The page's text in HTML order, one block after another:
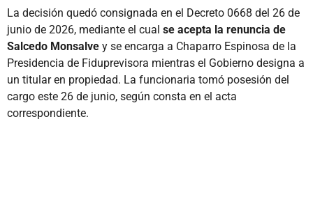
La decisión quedó consignada en el Decreto 0668 del 26 de
junio de 2026, mediante el cual se acepta la renuncia de
Salcedo Monsalve y se encarga a Chaparro Espinosa de la
Presidencia de Fiduprevisora mientras el Gobierno designa a
un titular en propiedad. La funcionaria tomó posesión del
cargo este 26 de junio, según consta en el acta
correspondiente.